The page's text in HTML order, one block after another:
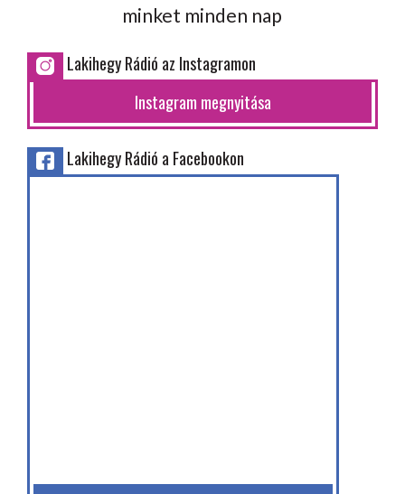
minket minden nap
Lakihegy Rádió az Instagramon
Instagram megnyitása
Lakihegy Rádió a Facebookon